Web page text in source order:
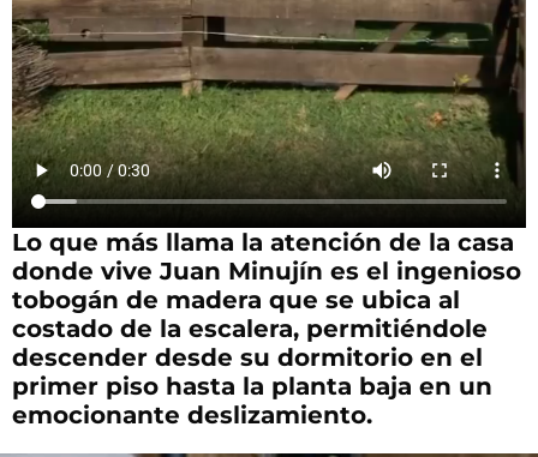
Lo que más llama la atención de la casa
donde vive Juan Minujín es el ingenioso
tobogán de madera que se ubica al
costado de la escalera, permitiéndole
descender desde su dormitorio en el
primer piso hasta la planta baja en un
emocionante deslizamiento.